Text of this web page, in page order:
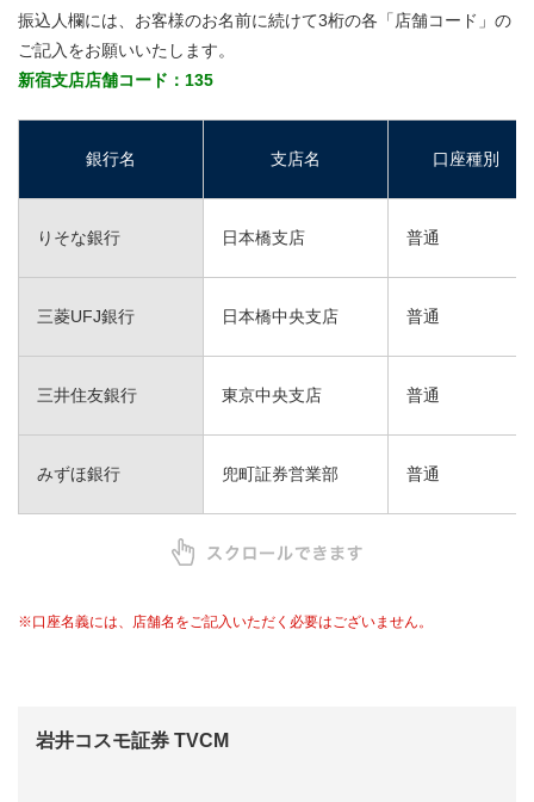
振込人欄には、お客様のお名前に続けて3桁の各「店舗コード」の
ご記入をお願いいたします。
新宿支店店舗コード：135
銀行名 支店名 口座種別
りそな銀行 日本橋支店 普通
三菱UFJ銀行 日本橋中央支店 普通
三井住友銀行 東京中央支店 普通
みずほ銀行 兜町証券営業部 普通
※口座名義には、店舗名をご記入いただく必要はございません。
岩井コスモ証券 TVCM